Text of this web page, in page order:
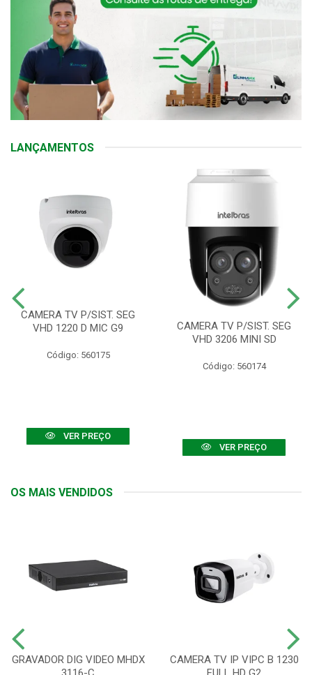
LANÇAMENTOS
CAMERA TV P/SIST. SEG
VHD 1220 D MIC G9
Código: 560175
VER PREÇO
CAMERA TV P/SIST. SEG
VHD 3206 MINI SD
Código: 560174
VER PREÇO
OS MAIS VENDIDOS
GRAVADOR DIG VIDEO MHDX
CAMERA TV IP VIPC B 1230